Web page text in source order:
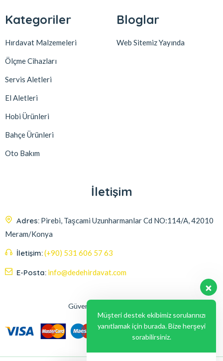
Kategoriler
Hırdavat Malzemeleri
Ölçme Cihazları
Servis Aletleri
El Aletleri
Hobi Ürünleri
Bahçe Ürünleri
Oto Bakım
Bloglar
Web Sitemiz Yayında
İletişim
Adres: Pirebi, Taşcami Uzunharmanlar Cd NO:114/A, 42010
Meram/Konya
İletişim:(+90) 531 606 57 63
E-Posta: info@dedehirdavat.com
Güvenli Ödeme Seçenekleri
Müşteri destek ekibimiz sorularınızı
yanıtlamak için burada. Bize herşeyi
sorabilirsiniz.